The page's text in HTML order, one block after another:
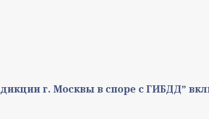
г. Москвы в споре с ГИБДДˮ